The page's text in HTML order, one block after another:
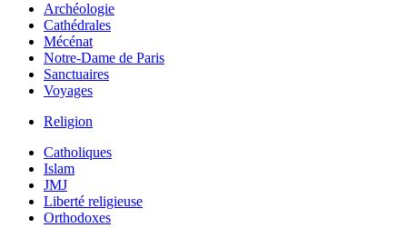
Archéologie
Cathédrales
Mécénat
Notre-Dame de Paris
Sanctuaires
Voyages
Religion
Catholiques
Islam
JMJ
Liberté religieuse
Orthodoxes